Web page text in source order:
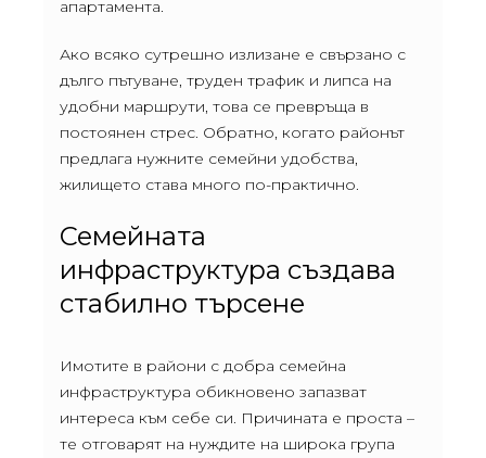
апартамента.
Ако всяко сутрешно излизане е свързано с
дълго пътуване, труден трафик и липса на
удобни маршрути, това се превръща в
постоянен стрес. Обратно, когато районът
предлага нужните семейни удобства,
жилището става много по-практично.
Семейната
инфраструктура създава
стабилно търсене
Имотите в райони с добра семейна
инфраструктура обикновено запазват
интереса към себе си. Причината е проста –
те отговарят на нуждите на широка група